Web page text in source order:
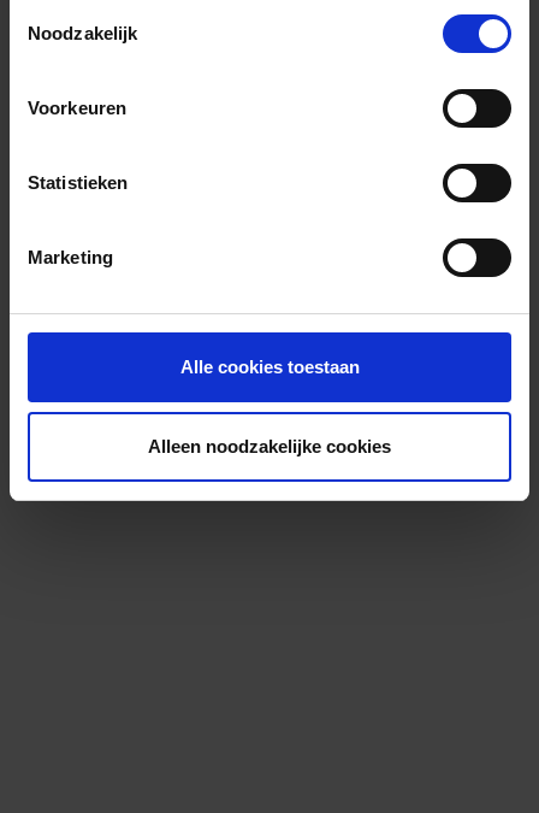
Noodzakelijk
Voorkeuren
Statistieken
Marketing
Alle cookies toestaan
Alleen noodzakelijke cookies